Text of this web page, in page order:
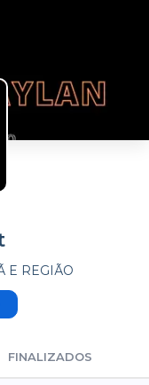
E REGIÃO
FINALIZADOS